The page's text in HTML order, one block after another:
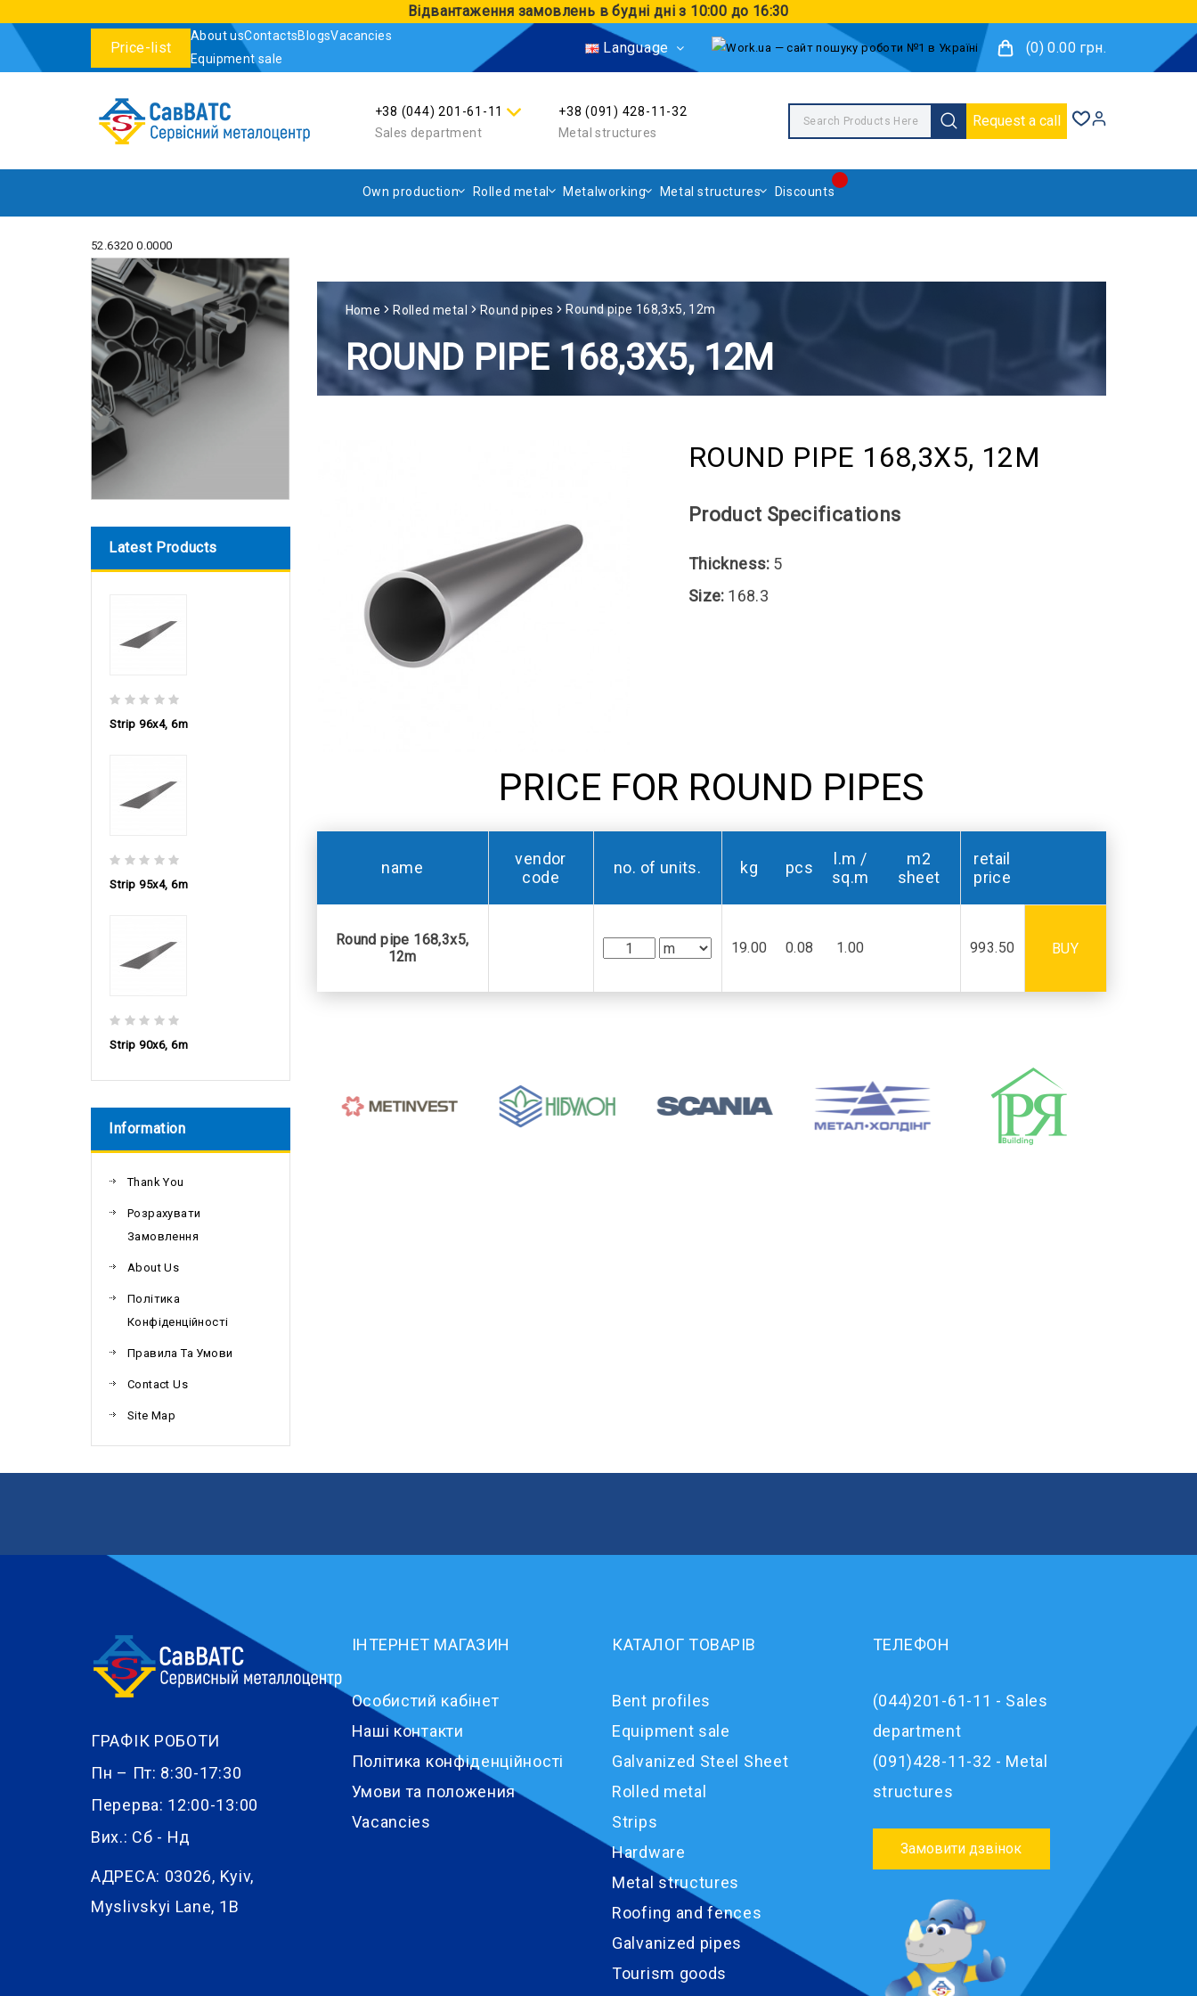
Відвантаження замовлень в будні дні з 10:00 до 16:30
Price-list
About usContactsBlogsVacancies
Equipment sale
Language (0) 0.00 грн.
+38 (044) 201-61-11
Sales department
+38 (091) 428-11-32
Metal structures
Request a call
Own production Rolled metal Metalworking Metal structures Discounts
52.6320 0.0000
Latest Products
Strip 96х4, 6m
Strip 95х4, 6m
Strip 90х6, 6m
Information
Thank You
Розрахувати
Замовлення
About Us
Політика
Конфіденційності
Правила Та Умови
Contact Us
Site Map
Home Rolled metal Round pipes Round pipe 168,3х5, 12m
ROUND PIPE 168,3Х5, 12M
ROUND PIPE 168,3Х5, 12M
Product Specifications
Thickness: 5
Size: 168.3
PRICE FOR ROUND PIPES
name
vendor
code
no. of units. kg pcs
l.m /
sq.m
m2
sheet
retail
price
Round pipe 168,3х5,
12m
19.00 0.08 1.00 993.50 BUY
ГРАФІК РОБОТИ
Пн – Пт: 8:30-17:30
Перерва: 12:00-13:00
Вих.: Сб - Нд
АДРЕСА: 03026, Kyiv,
Myslivskyi Lane, 1B
ІНТЕРНЕТ МАГАЗИН
Особистий кабінет
Наші контакти
Політика конфіденційності
Умови та положения
Vacancies
КАТАЛОГ ТОВАРІВ
Bent profiles
Equipment sale
Galvanized Steel Sheet
Rolled metal
Strips
Hardware
Metal structures
Roofing and fences
Galvanized pipes
Tourism goods
ТЕЛЕФОН
(044)201-61-11 - Sales
department
(091)428-11-32 - Metal
structures
Замовити дзвінок